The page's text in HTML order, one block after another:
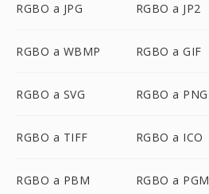
RGBO a JPG RGBO a JP2
RGBO a WBMP RGBO a GIF
RGBO a SVG RGBO a PNG
RGBO a TIFF RGBO a ICO
RGBO a PBM RGBO a PGM